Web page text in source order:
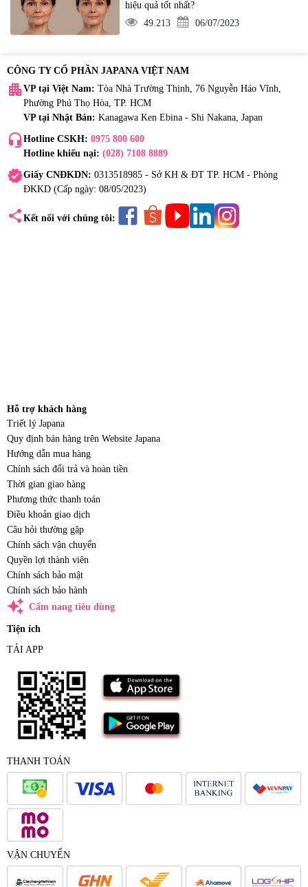
hiệu quả tốt nhất?
49.213
06/07/2023
CÔNG TY CỔ PHẦN JAPANA VIỆT NAM
apartment VP tại Việt Nam: Tòa Nhà Trường Thịnh, 76 Nguyễn Háo Vĩnh,
Phường Phú Thọ Hòa, TP. HCM
VP tại Nhật Bản: Kanagawa Ken Ebina - Shi Nakana, Japan
headset_mic Hotline CSKH: 0975 800 600
Hotline khiếu nại: (028) 7108 8889
verifiedGiấy CNĐKDN: 0313518985 - Sở KH & ĐT TP. HCM - Phòng
ĐKKD (Cấp ngày: 08/05/2023)
share Kết nối với chúng tôi:
Hỗ trợ khách hàng
Triết lý Japana
Quy định bán hàng trên Website Japana
Hướng dẫn mua hàng
Chính sách đổi trả và hoàn tiền
Thời gian giao hàng
Phương thức thanh toán
Điều khoản giao dịch
Câu hỏi thường gặp
Chính sách vận chuyển
Quyền lợi thành viên
Chính sách bảo mật
Chính sách bảo hành
auto_awesome Cẩm nang tiêu dùng
Tiện ích
TẢI APP
THANH TOÁN
VẬN CHUYỂN